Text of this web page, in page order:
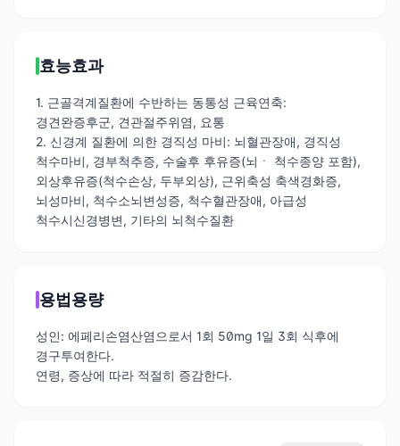
효능효과
1. 근골격계질환에 수반하는 동통성 근육연축:
경견완증후군, 견관절주위염, 요통
2. 신경계 질환에 의한 경직성 마비: 뇌혈관장애, 경직성
척수마비, 경부척추증, 수술후 후유증(뇌ㆍ 척수종양 포함),
외상후유증(척수손상, 두부외상), 근위축성 축색경화증,
뇌성마비, 척수소뇌변성증, 척수혈관장애, 아급성
척수시신경병변, 기타의 뇌척수질환
용법용량
성인: 에페리손염산염으로서 1회 50mg 1일 3회 식후에
경구투여한다.
연령, 증상에 따라 적절히 증감한다.